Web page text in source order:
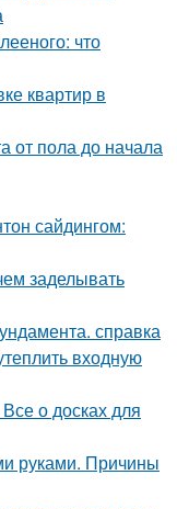
что
квартир в
от пола до начала
сайдингом:
заделывать
справка
входную
о досках для
руками. Причины